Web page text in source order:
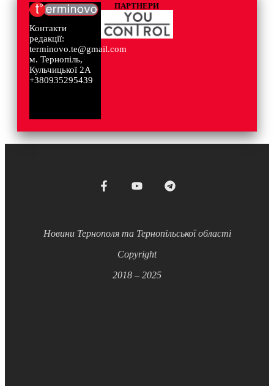
Контакти
редакції:
terminovo.te@gmail.com
м. Тернопіль,
Кульчицької 2А
+380935295439
ПАРТНЕРИ
Новини Тернополя та Тернопільської області
Copyright
2018 – 2025